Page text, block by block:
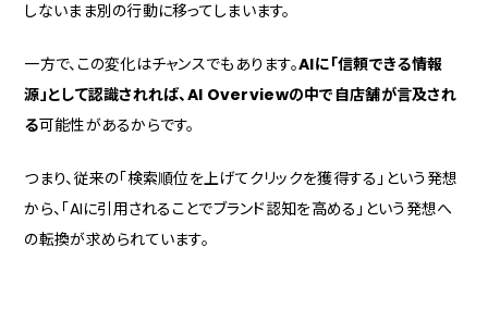
しないまま別の行動に移ってしまいます。
一方で、この変化はチャンスでもあります。AIに「信頼できる情報
源」として認識されれば、AI Overviewの中で自店舗が言及され
る可能性があるからです。
つまり、従来の「検索順位を上げてクリックを獲得する」という発想
から、「AIに引用されることでブランド認知を高める」という発想へ
の転換が求められています。